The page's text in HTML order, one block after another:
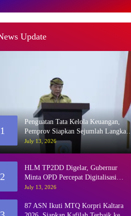
Update
1
Penguatan Tata Kelola Keuangan,
Pemprov Siapkan Sejumlah Langkah
Strategis
July 13, 2026
2
HLM TP2DD Digelar, Gubernur
Minta OPD Percepat Digitalisasi
Retribusi
July 13, 2026
87 ASN Ikuti MTQ Korpri Kaltara